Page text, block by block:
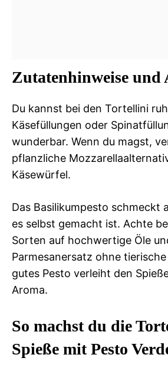
Zutatenhinweise und
Du kannst bei den Tortellini
Käsefüllungen oder
wunderbar. Wenn du magst,
pflanzliche
Käsewürfel.
Das Basilikumpesto schmeckt
es selbst gemacht ist. Achte
Sorten auf hochwertige Öle
Parmesanersatz ohne
gutes Pesto verleiht den
Aroma.
So machst du die
Spieße mit Pesto